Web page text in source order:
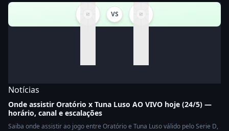
VS
Notícias
Onde assistir Oratório x Tuna Luso AO VIVO hoje (24/5) —
horário, canal e escalações
Saiba onde assistir ao jogo entre Oratório e Tuna Luso válido pelo Serie D,